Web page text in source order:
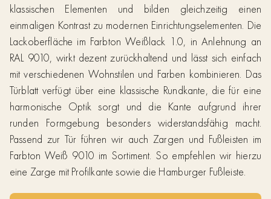
klassischen Elementen und bilden gleichzeitig einen
einmaligen Kontrast zu modernen Einrichtungselementen. Die
Lackoberfläche im Farbton Weißlack 1.0, in Anlehnung an
RAL 9010, wirkt dezent zurückhaltend und lässt sich einfach
mit verschiedenen Wohnstilen und Farben kombinieren. Das
Türblatt verfügt über eine klassische Rundkante, die für eine
harmonische Optik sorgt und die Kante aufgrund ihrer
runden Formgebung besonders widerstandsfähig macht.
Passend zur Tür führen wir auch Zargen und Fußleisten im
Farbton Weiß 9010 im Sortiment. So empfehlen wir hierzu
eine Zarge mit Profilkante sowie die Hamburger Fußleiste.